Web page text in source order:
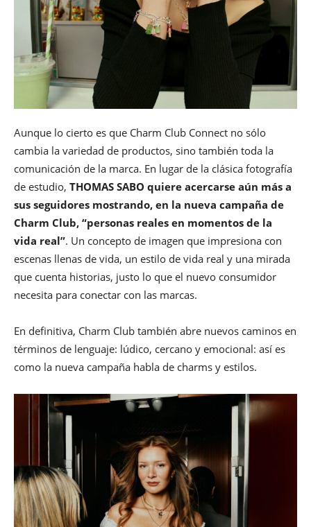
Aunque lo cierto es que Charm Club Connect no sólo
cambia la variedad de productos, sino también toda la
comunicación de la marca. En lugar de la clásica fotografía
de estudio, THOMAS SABO quiere acercarse aún más a
sus seguidores mostrando, en la nueva campaña de
Charm Club, “personas reales en momentos de la
vida real”. Un concepto de imagen que impresiona con
escenas llenas de vida, un estilo de vida real y una mirada
que cuenta historias, justo lo que el nuevo consumidor
necesita para conectar con las marcas.
En definitiva, Charm Club también abre nuevos caminos en
términos de lenguaje: lúdico, cercano y emocional: así es
como la nueva campaña habla de charms y estilos.